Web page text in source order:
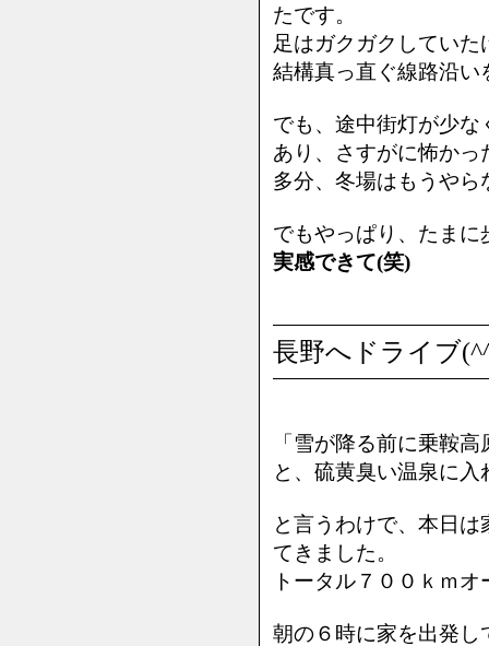
たです。
足はガクガクしていた
結構真っ直ぐ線路沿い
でも、途中街灯が少
あり、さすがに怖かっ
多分、冬場はもうやら
でもやっぱり、たま
実感できて(笑)
長野へドライブ
「雪が降る前に乗鞍
と、硫黄臭い温泉に入
と言うわけで、本日
てきました。
トータル７００ｋｍ
朝の６時に家を出発し